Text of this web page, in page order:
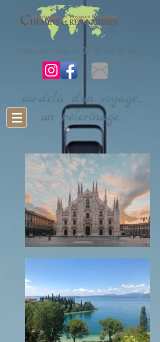
03 85 32 96 82
au-delà d'un voyage...
un pèlerinage...